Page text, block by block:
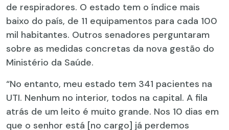
de respiradores. O estado tem o índice mais
baixo do país, de 11 equipamentos para cada 100
mil habitantes. Outros senadores perguntaram
sobre as medidas concretas da nova gestão do
Ministério da Saúde.
“No entanto, meu estado tem 341 pacientes na
UTI. Nenhum no interior, todos na capital. A fila
atrás de um leito é muito grande. Nos 10 dias em
que o senhor está [no cargo] já perdemos